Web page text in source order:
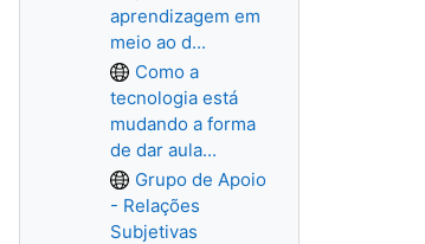
aprendizagem em
meio ao d...
Como a
tecnologia está
mudando a forma
de dar aula...
Grupo de Apoio
- Relações
Subjetivas